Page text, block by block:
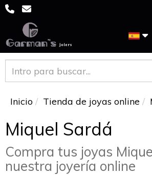
Inicio Tienda de joyas online
Miquel Sardá
Compra tus joyas
nuestra joyería online